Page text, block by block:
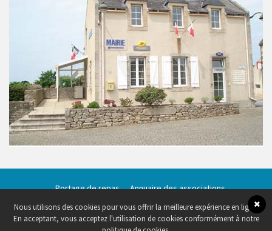
Portage de repas
Annuaire des associations
Qualité des eaux de baignade
Copyright 2019 Mairie de Beuzec Cap SizunCentre de confidentialité-Création site
Nous utilisons des cookies pour vous offrir la meilleure expérience en ligne.
En acceptant, vous acceptez l'utilisation de cookies conformément à notre